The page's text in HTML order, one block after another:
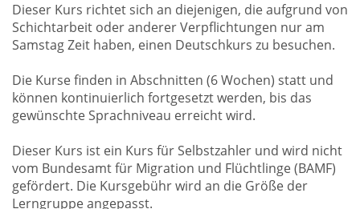
Dieser Kurs richtet sich an diejenigen, die aufgrund von
Schichtarbeit oder anderer Verpflichtungen nur am
Samstag Zeit haben, einen Deutschkurs zu besuchen.
Die Kurse finden in Abschnitten (6 Wochen) statt und
können kontinuierlich fortgesetzt werden, bis das
gewünschte Sprachniveau erreicht wird.
Dieser Kurs ist ein Kurs für Selbstzahler und wird nicht
vom Bundesamt für Migration und Flüchtlinge (BAMF)
gefördert. Die Kursgebühr wird an die Größe der
Lerngruppe angepasst.